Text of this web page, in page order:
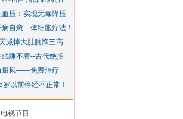
电视节目